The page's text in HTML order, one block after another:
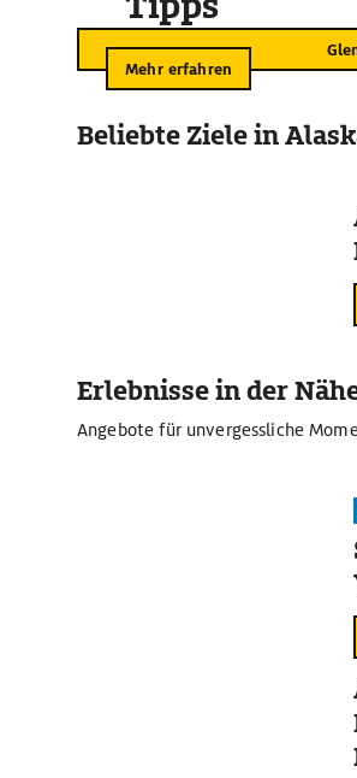
Mehr erfahren
Beliebte Ziele in
Erlebnisse in der
Angebote für unvergessliche